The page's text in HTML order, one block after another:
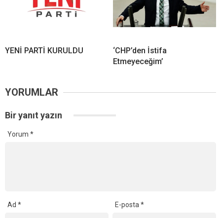
YENİ PARTİ KURULDU
‘CHP’den İstifa
Etmeyeceğim’
YORUMLAR
Bir yanıt yazın
Yorum *
Ad * E-posta*